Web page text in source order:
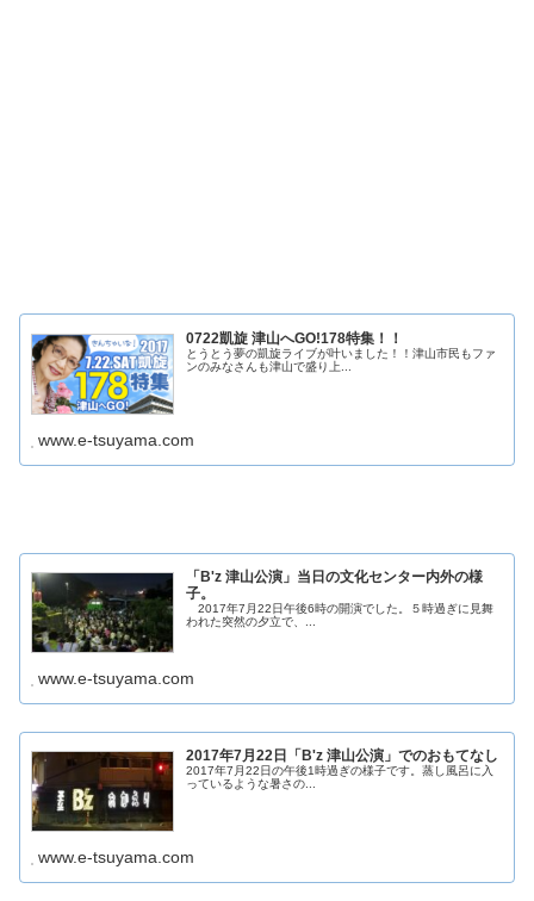
0722凱旋 津山へGO!178特集！！
とうとう夢の凱旋ライブが叶いました！！津山市民もファ
ンのみなさんも津山で盛り上...
www.e-tsuyama.com
「B'z 津山公演」当日の文化センター内外の様
子。
2017年7月22日午後6時の開演でした。５時過ぎに見舞
われた突然の夕立で、...
www.e-tsuyama.com
2017年7月22日「B'z 津山公演」でのおもてなし
2017年7月22日の午後1時過ぎの様子です。蒸し風呂に入
っているような暑さの...
www.e-tsuyama.com